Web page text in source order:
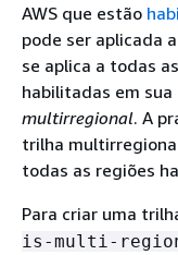
AWS que estão
pode ser aplicada
se aplica a todas
habilitadas em sua
multirregional. A
trilha
todas as regiões
Para criar uma
is-multi-